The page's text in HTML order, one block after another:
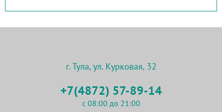
г. Тула, ул. Курковая, 32
+7(4872) 57-89-14
с 08:00 до 21:00